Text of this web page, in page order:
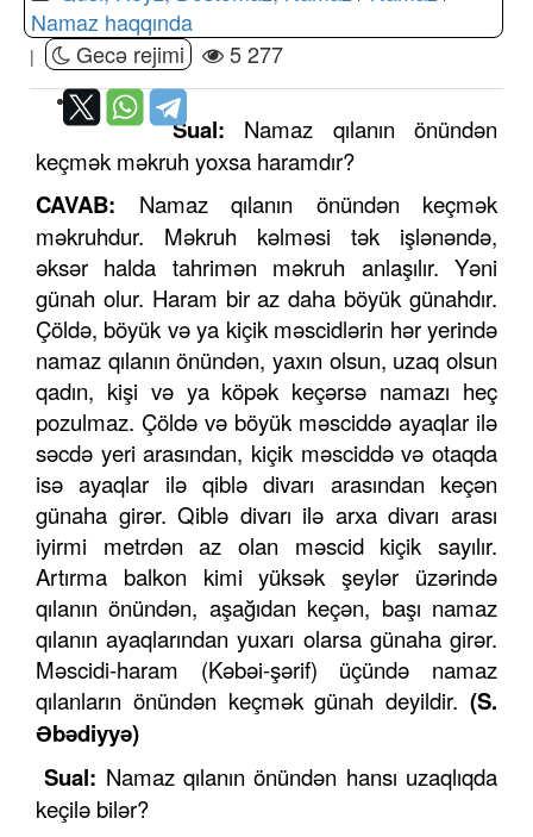
Namaz haqqında
| Gecə rejimi 5 277
Sual: Namaz qılanın önündən
keçmək məkruh yoxsa haramdır?
CAVAB: Namaz qılanın önündən keçmək
məkruhdur. Məkruh kəlməsi tək işlənəndə,
əksər halda tahrimən məkruh anlaşılır. Yəni
günah olur. Haram bir az daha böyük günahdır.
Çöldə, böyük və ya kiçik məscidlərin hər yerində
namaz qılanın önündən, yaxın olsun, uzaq olsun
qadın, kişi və ya köpək keçərsə namazı heç
pozulmaz. Çöldə və böyük məsciddə ayaqlar ilə
səcdə yeri arasından, kiçik məsciddə və otaqda
isə ayaqlar ilə qiblə divarı arasından keçən
günaha girər. Qiblə divarı ilə arxa divarı arası
iyirmi metrdən az olan məscid kiçik sayılır.
Artırma balkon kimi yüksək şeylər üzərində
qılanın önündən, aşağıdan keçən, başı namaz
qılanın ayaqlarından yuxarı olarsa günaha girər.
Məscidi-haram (Kəbəi-şərif) üçündə namaz
qılanların önündən keçmək günah deyildir. (S.
Əbədiyyə)
Sual: Namaz qılanın önündən hansı uzaqlıqda
keçilə bilər?